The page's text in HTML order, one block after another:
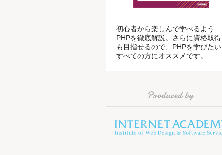
初心者から楽しんで学べるよう
PHPを徹底解説。さらに資格取得
も目指せるので、PHPを学びたい
すべての方にオススメです。